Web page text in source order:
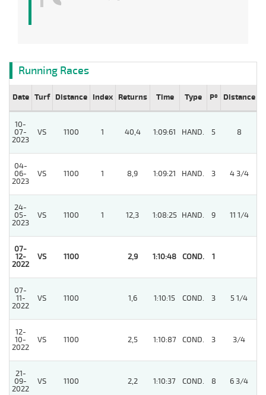
Running Races
Date Turf Distance Index Returns Time Type Pº Distance
10-
07-
2023
VS 1100 1 40,4 1:09:61 HAND. 5 8
04-
06-
2023
VS 1100 1 8,9 1:09:21 HAND. 3 4 3/4
24-
05-
2023
VS 1100 1 12,3 1:08:25 HAND. 9 11 1/4
07-
12-
2022
VS 1100 2,9 1:10:48 COND. 1
07-
11-
2022
VS 1100 1,6 1:10:15 COND. 3 5 1/4
12-
10-
2022
VS 1100 2,5 1:10:87 COND. 3 3/4
21-
09-
2022
VS 1100 2,2 1:10:37 COND. 8 6 3/4